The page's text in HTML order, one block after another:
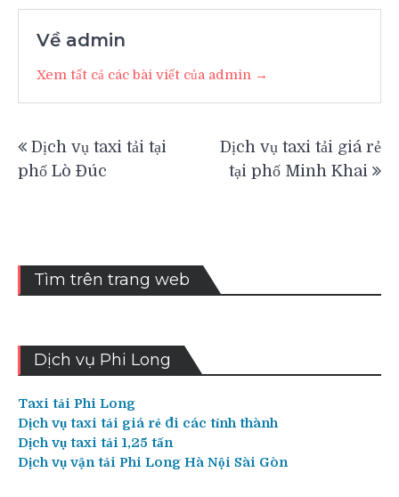
Về admin
Xem tất cả các bài viết của admin →
hướng
Dịch vụ taxi tải tại
phố Lò Đúc
Dịch vụ taxi tải giá rẻ
tại phố Minh Khai
Tìm trên trang web
Dịch vụ Phi Long
Taxi tải Phi Long
Dịch vụ taxi tải giá rẻ đi các tỉnh thành
Dịch vụ taxi tải 1,25 tấn
Dịch vụ vận tải Phi Long Hà Nội Sài Gòn